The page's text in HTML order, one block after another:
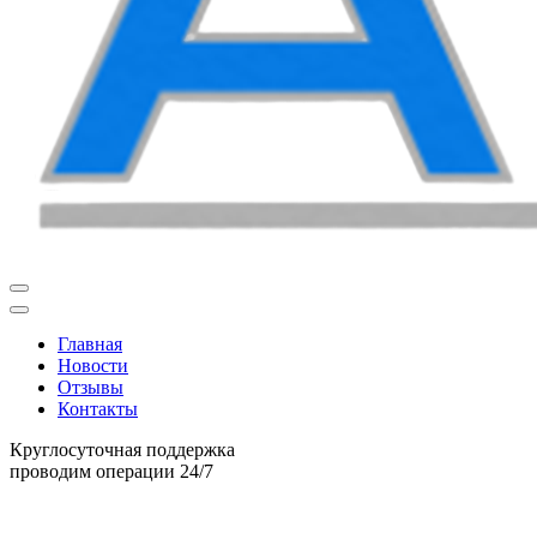
Главная
Новости
Отзывы
Контакты
Круглосуточная поддержка
проводим операции 24/7